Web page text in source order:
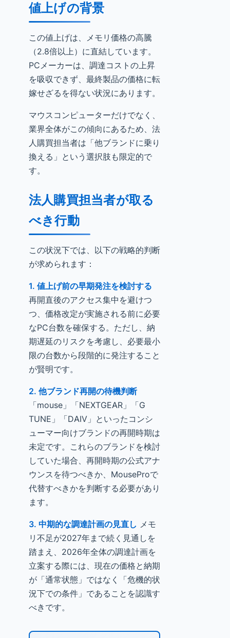
値上げの背景
この値上げは、メモリ価格の高騰
（2.8倍以上）に直結しています。
PCメーカーは、調達コストの上昇
を吸収できず、最終製品の価格に転
嫁せざるを得ない状況にあります。
マウスコンピューターだけでなく、
業界全体がこの傾向にあるため、法
人購買担当者は「他ブランドに乗り
換える」という選択肢も限定的で
す。
法人購買担当者が取る
べき行動
この状況下では、以下の戦略的判断
が求められます：
1. 値上げ前の早期発注を検討する
再開直後のアクセス集中を避けつ
つ、価格改定が実施される前に必要
なPC台数を確保する。ただし、納
期遅延のリスクを考慮し、必要最小
限の台数から段階的に発注すること
が賢明です。
2. 他ブランド再開の待機判断
「mouse」「NEXTGEAR」「G
TUNE」「DAIV」といったコンシ
ューマー向けブランドの再開時期は
未定です。これらのブランドを検討
していた場合、再開時期の公式アナ
ウンスを待つべきか、MouseProで
代替すべきかを判断する必要があり
ます。
3. 中期的な調達計画の見直し メモ
リ不足が2027年まで続く見通しを
踏まえ、2026年全体の調達計画を
立案する際には、現在の価格と納期
が「通常状態」ではなく「危機的状
況下での条件」であることを認識す
べきです。